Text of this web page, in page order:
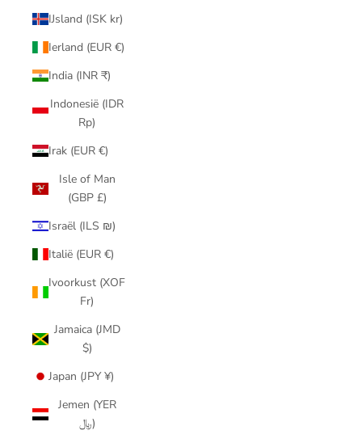
IJsland (ISK kr)
Ierland (EUR €)
India (INR ₹)
Indonesië (IDR
Rp)
Irak (EUR €)
Isle of Man
(GBP £)
Israël (ILS ₪)
Italië (EUR €)
Ivoorkust (XOF
Fr)
Jamaica (JMD
$)
Japan (JPY ¥)
Jemen (YER
﷼)